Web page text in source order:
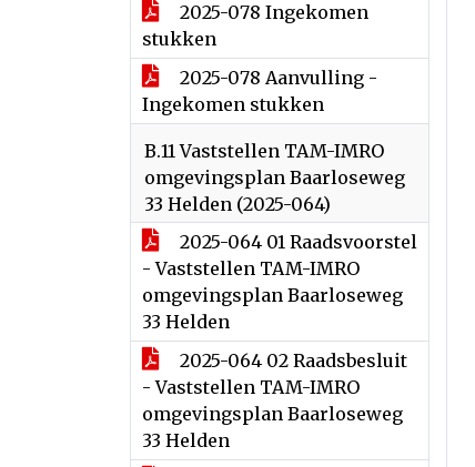
2025-078 Ingekomen
stukken
2025-078 Aanvulling -
Ingekomen stukken
B.11 Vaststellen TAM-IMRO
omgevingsplan Baarloseweg
33 Helden (2025-064)
2025-064 01 Raadsvoorstel
- Vaststellen TAM-IMRO
omgevingsplan Baarloseweg
33 Helden
2025-064 02 Raadsbesluit
- Vaststellen TAM-IMRO
omgevingsplan Baarloseweg
33 Helden